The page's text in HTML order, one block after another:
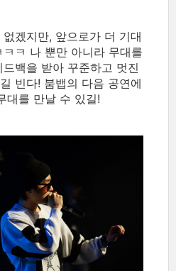
겠지만, 앞으로가 더 기대
ㅋ 나 뿐만 아니라 무대를
백을 받아 꾸준하고 멋진
빈다! 붐뱁의 다음 공연에
대를 만날 수 있길!